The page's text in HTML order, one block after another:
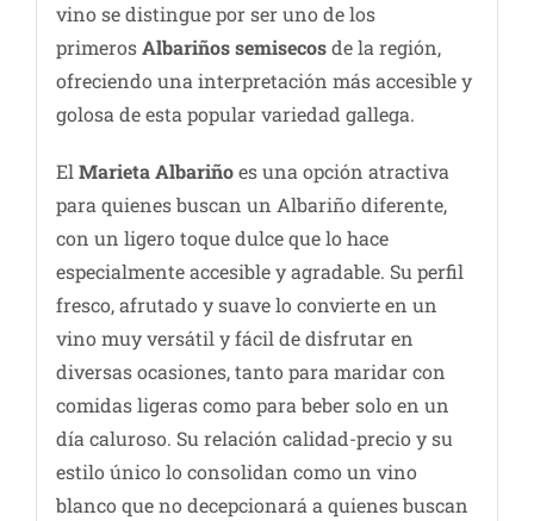
vino se distingue por ser uno de los
primerosAlbariños semisecosde la región,
ofreciendo una interpretación más accesible y
golosa de esta popular variedad gallega.
El Marieta Albariñoes una opción atractiva
para quienes buscan un Albariño diferente,
con un ligero toque dulce que lo hace
especialmente accesible y agradable. Su perfil
fresco, afrutado y suave lo convierte en un
vino muy versátil y fácil de disfrutar en
diversas ocasiones, tanto para maridar con
comidas ligeras como para beber solo en un
día caluroso. Su relación calidad-precio y su
estilo único lo consolidan como un vino
blanco que no decepcionará a quienes buscan